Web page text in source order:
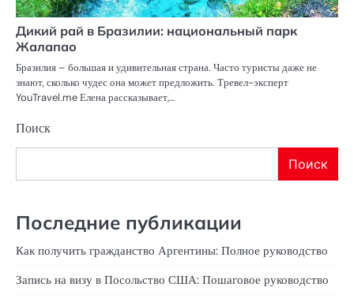
Дикий рай в Бразилии: национальный парк
Жалапао
Бразилия – большая и удивительная страна. Часто туристы даже не
знают, сколько чудес она может предложить. Тревел-эксперт
YouTravel.me Елена рассказывает,…
Поиск
Поиск
Последние публикации
Как получить гражданство Аргентины: Полное руководство
Запись на визу в Посольство США: Пошаговое руководство